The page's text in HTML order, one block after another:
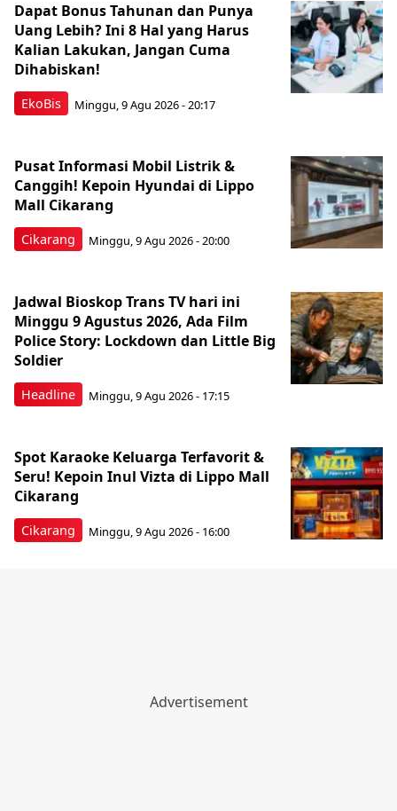
EkoBis
Dapat Bonus Tahunan dan Punya
Uang Lebih? Ini 8 Hal yang Harus
Kalian Lakukan, Jangan Cuma
Dihabiskan!
Minggu, 9 Agu 2026 - 20:17
Cikarang
Pusat Informasi Mobil Listrik &
Canggih! Kepoin Hyundai di Lippo
Mall Cikarang
Minggu, 9 Agu 2026 - 20:00
Headline
Jadwal Bioskop Trans TV hari ini
Minggu 9 Agustus 2026, Ada Film
Police Story: Lockdown dan Little Big
Soldier
Minggu, 9 Agu 2026 - 17:15
Cikarang
Spot Karaoke Keluarga Terfavorit &
Seru! Kepoin Inul Vizta di Lippo Mall
Cikarang
Minggu, 9 Agu 2026 - 16:00